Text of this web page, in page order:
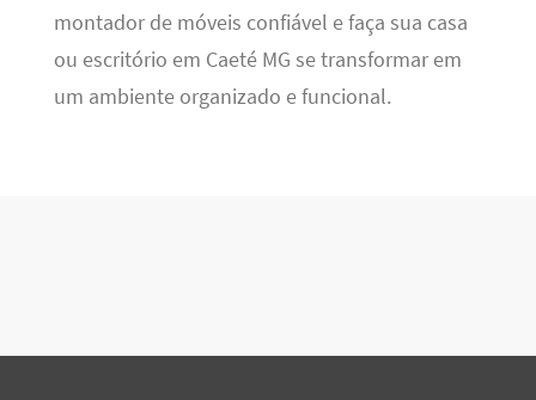
montador de móveis confiável e faça sua casa
ou escritório em Caeté MG se transformar em
um ambiente organizado e funcional.